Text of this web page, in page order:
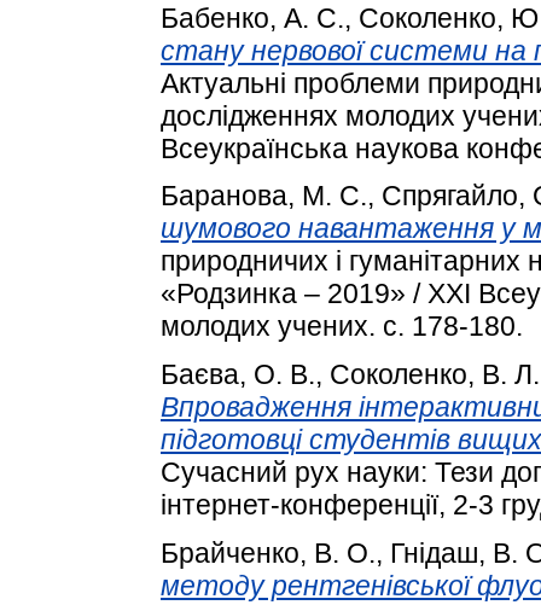
Бабенко, А. С., Соколенко,
стану нервової системи на
Актуальні проблеми
дослідженнях молодих
Всеукраїнська наукова
Баранова, М. С., Спрягайло,
шумового навантаження у
природничих і
«Родзинка – 2019» / XXІ
молодих учених. с. 178-180.
Баєва, О. В., Соколенко, В. Л.
Впровадження
підготовці студентів вищих
Сучасний рух науки: Тези
інтернет-конференції, 2-3
Брайченко, В. О., Гнідаш, В.
методу рентгенівської